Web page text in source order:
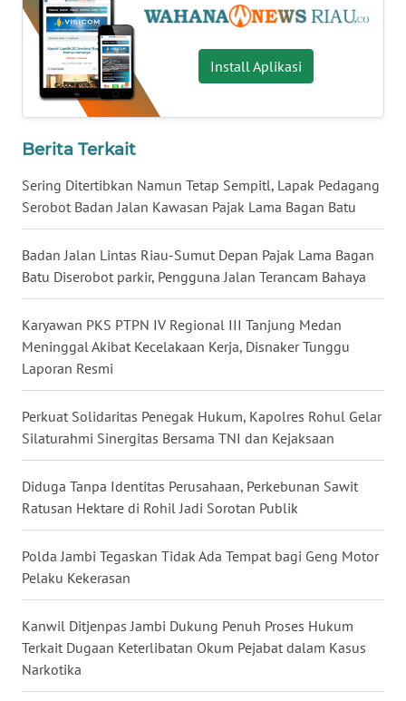
Install Aplikasi
Berita Terkait
Sering Ditertibkan Namun Tetap Sempitl, Lapak Pedagang
Serobot Badan Jalan Kawasan Pajak Lama Bagan Batu
Badan Jalan Lintas Riau-Sumut Depan Pajak Lama Bagan
Batu Diserobot parkir, Pengguna Jalan Terancam Bahaya
Karyawan PKS PTPN IV Regional III Tanjung Medan
Meninggal Akibat Kecelakaan Kerja, Disnaker Tunggu
Laporan Resmi
Perkuat Solidaritas Penegak Hukum, Kapolres Rohul Gelar
Silaturahmi Sinergitas Bersama TNI dan Kejaksaan
Diduga Tanpa Identitas Perusahaan, Perkebunan Sawit
Ratusan Hektare di Rohil Jadi Sorotan Publik
Polda Jambi Tegaskan Tidak Ada Tempat bagi Geng Motor
Pelaku Kekerasan
Kanwil Ditjenpas Jambi Dukung Penuh Proses Hukum
Terkait Dugaan Keterlibatan Okum Pejabat dalam Kasus
Narkotika
WN
KALSEL
WN
SULSEL
GORONTALO
SULUT
WN
MALUKU
WN
MALUT
WN
DAIRI
WN
WN